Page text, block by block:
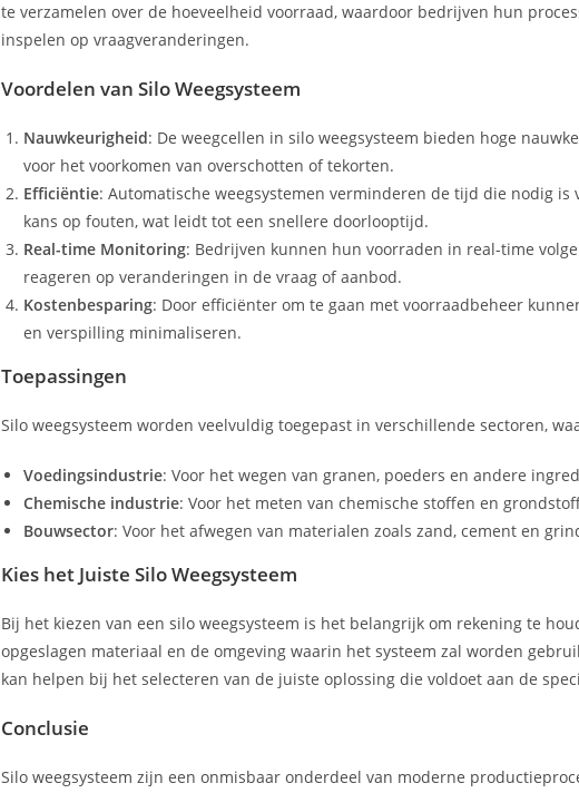
te verzamelen over de hoeveelheid voorraad, waardoor bedrijven hun
inspelen op vraagveranderingen.
Voordelen van Silo Weegsysteem
Nauwkeurigheid: De weegcellen in silo weegsysteem bieden hoge
voor het voorkomen van overschotten of tekorten.
Efficiëntie: Automatische weegsystemen verminderen de tijd die nodig
kans op fouten, wat leidt tot een snellere doorlooptijd.
Real-time Monitoring: Bedrijven kunnen hun voorraden in real-time
reageren op veranderingen in de vraag of aanbod.
Kostenbesparing: Door efficiënter om te gaan met voorraadbeheer
en verspilling minimaliseren.
Toepassingen
Silo weegsysteem worden veelvuldig toegepast in verschillende sectoren,
Voedingsindustrie: Voor het wegen van granen, poeders en andere
Chemische industrie: Voor het meten van chemische stoffen en
Bouwsector: Voor het afwegen van materialen zoals zand, cement en
Kies het Juiste Silo Weegsysteem
Bij het kiezen van een silo weegsysteem is het belangrijk om rekening te
opgeslagen materiaal en de omgeving waarin het systeem zal worden
kan helpen bij het selecteren van de juiste oplossing die voldoet aan de
Conclusie
Silo weegsysteem zijn een onmisbaar onderdeel van moderne